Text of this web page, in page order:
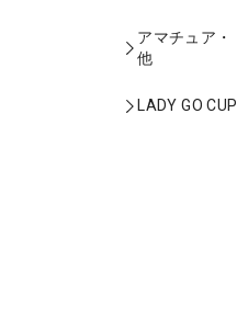
アマチュア・
他
LADY GO CUP